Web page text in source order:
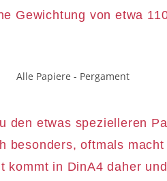
Gewichtung von etwa
den etwas spezielleren
besonders, oftmals
kommt in DinA4 daher